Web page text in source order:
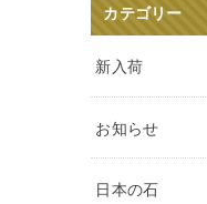
カテゴリー
新入荷
お知らせ
日本の石